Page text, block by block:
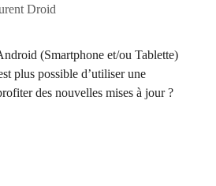
Droid
(Smartphone et/ou Tablette)
plus possible d’utiliser une
des nouvelles mises à jour ?